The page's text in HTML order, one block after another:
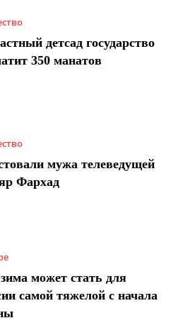
детсад государство
350 манатов
мужа телеведущей
Фархад
может стать для
самой тяжелой с начала